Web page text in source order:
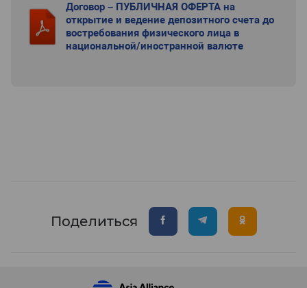
Договор – ПУБЛИЧНАЯ ОФЕРТА на
открытие и ведение депозитного счета до
востребования физического лица в
национальной/иностранной валюте
Поделиться